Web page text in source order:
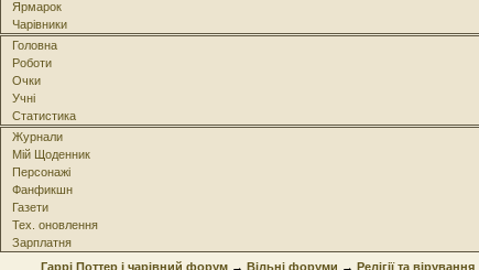
Ярмарок
Чарівники
Головна
Роботи
Очки
Учні
Статистика
Журнали
Мій Щоденник
Персонажі
Фанфикшн
Газети
Тех. оновлення
Зарплатня
Гаррі Поттер і чарівний форум→ Вільні форуми → Релігії та вірування